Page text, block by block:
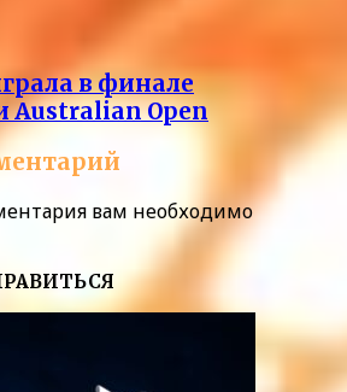
в финале
Australian Open
вам необходимо